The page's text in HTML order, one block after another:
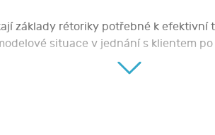
základy rétoriky potřebné k
situace v jednání s klientem